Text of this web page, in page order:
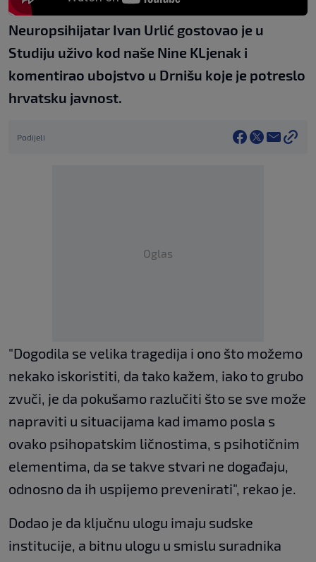
Neuropsihijatar Ivan Urlić gostovao je u
Studiju uživo kod naše Nine KLjenak i
komentirao ubojstvo u Drnišu koje je potreslo
hrvatsku javnost.
Podijeli
Oglas
"Dogodila se velika tragedija i ono što možemo
nekako iskoristiti, da tako kažem, iako to grubo
zvuči, je da pokušamo razlučiti što se sve može
napraviti u situacijama kad imamo posla s
ovako psihopatskim ličnostima, s psihotičnim
elementima, da se takve stvari ne događaju,
odnosno da ih uspijemo prevenirati", rekao je.
Dodao je da ključnu ulogu imaju sudske
institucije, a bitnu ulogu u smislu suradnika